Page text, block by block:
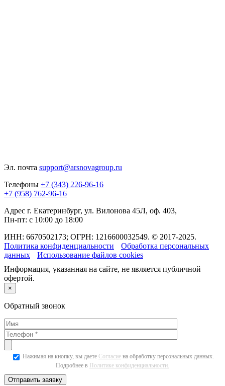
Эл. почта support@arsnovagroup.ru
Телефоны +7 (343) 226-96-16
+7 (958) 762-96-16
Адрес г. Екатеринбург, ул. Вилонова 45Л, оф. 403,
Пн-пт: с 10:00 до 18:00
ИНН: 6670502173; ОГРН: 1216600032549. © 2017-2025.
Политика конфиденциальности
Обработка персональных
данных
Использование файлов cookies
Информация, указанная на сайте, не является публичной
офертой.
×
Обратный звонок
Нажимая на кнопку, вы даете Согласие на обработку персональных данных.
Подробнее в Политике конфиденциальности.